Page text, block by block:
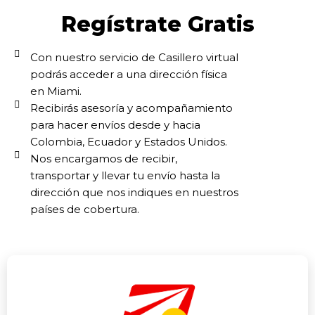
Regístrate Gratis
Con nuestro servicio de Casillero virtual
podrás acceder a una dirección física
en Miami.
Recibirás asesoría y acompañamiento
para hacer envíos desde y hacia
Colombia, Ecuador y Estados Unidos.
Nos encargamos de recibir,
transportar y llevar tu envío hasta la
dirección que nos indiques en nuestros
países de cobertura.